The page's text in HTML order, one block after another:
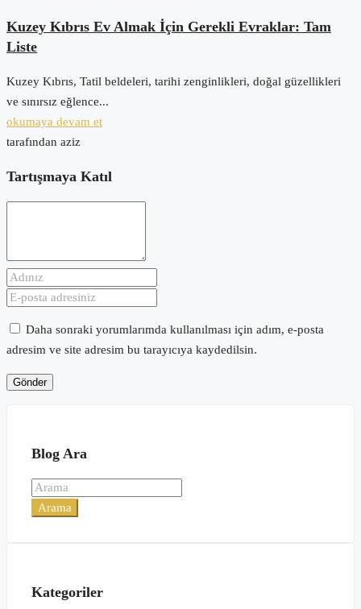
Kuzey Kıbrıs Ev Almak İçin Gerekli Evraklar: Tam
Liste
Kuzey Kıbrıs, Tatil beldeleri, tarihi zenginlikleri, doğal güzellikleri
ve sınırsız eğlence...
okumaya devam et
tarafından aziz
Tartışmaya Katıl
Daha sonraki yorumlarımda kullanılması için adım, e-posta
adresim ve site adresim bu tarayıcıya kaydedilsin.
Blog Ara
Arama
Kategoriler